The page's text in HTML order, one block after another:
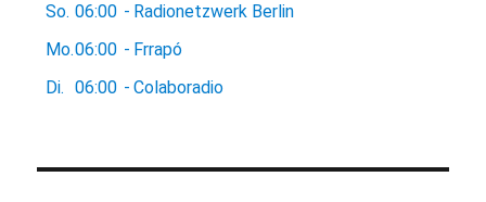
So. 06:00 - Radionetzwerk Berlin
Mo.06:00 - Frrapó
Di.
06:00 - Colaboradio